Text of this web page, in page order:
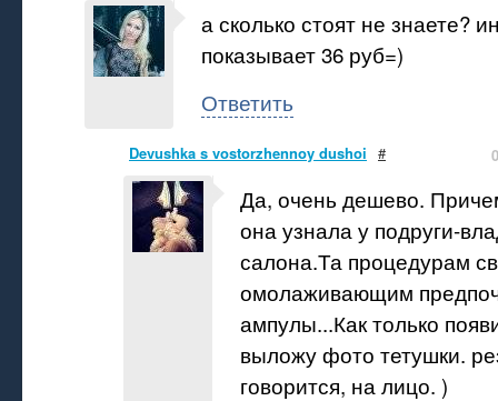
а сколько стоят не знаете?
показывает 36 руб=)
Ответить
Devushka s vostorzhennoy dushoi # 0
Да, очень дешево.
она узнала у подруги-
салона.Та процедурам
омолаживающим
ампулы...Как только
выложу фото тетушки.
говорится, на лицо. )